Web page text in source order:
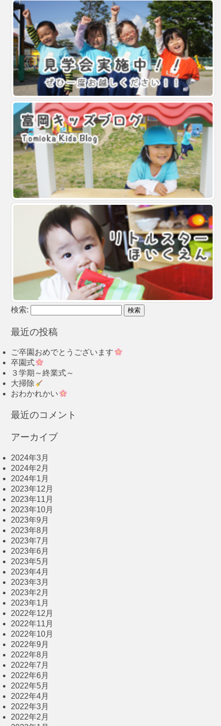
検索:
最近の投稿
ご卒園おめでとうございます
卒園式
３学期～終業式～
大掃除
おわかれかい
最近のコメント
アーカイブ
2024年3月
2024年2月
2024年1月
2023年12月
2023年11月
2023年10月
2023年9月
2023年8月
2023年7月
2023年6月
2023年5月
2023年4月
2023年3月
2023年2月
2023年1月
2022年12月
2022年11月
2022年10月
2022年9月
2022年8月
2022年7月
2022年6月
2022年5月
2022年4月
2022年3月
2022年2月